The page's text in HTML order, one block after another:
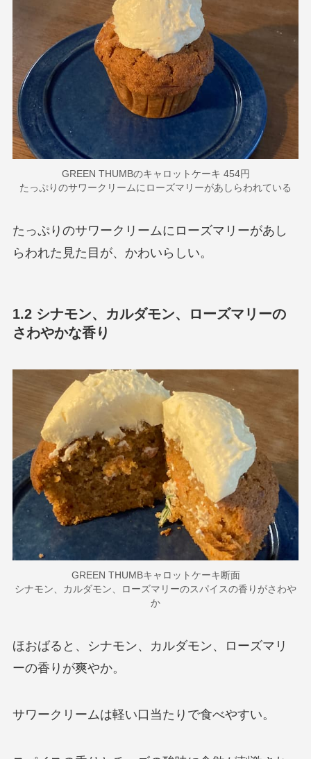
GREEN THUMBのキャロットケーキ 454円
たっぷりのサワークリームにローズマリーがあしらわれている
たっぷりのサワークリームにローズマリーがあし
らわれた見た目が、かわいらしい。
1.2 シナモン、カルダモン、ローズマリーの
さわやかな香り
GREEN THUMBキャロットケーキ断面
シナモン、カルダモン、ローズマリーのスパイスの香りがさわや
か
ほおばると、シナモン、カルダモン、ローズマリ
ーの香りが爽やか。
サワークリームは軽い口当たりで食べやすい。